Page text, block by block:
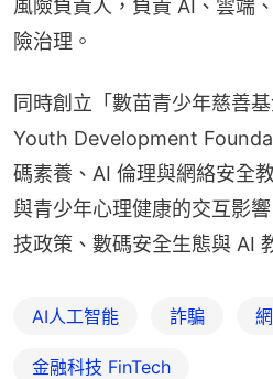
風險負責人，負責 AI、雲端
險治理。
同時創立「數苗青少年慈善
Youth Development
碼素養、AI 倫理與網絡安全
與青少年心理健康的交互影
技政策、數碼安全生態與 AI
AI人工智能 詐騙
金融科技 FinTech